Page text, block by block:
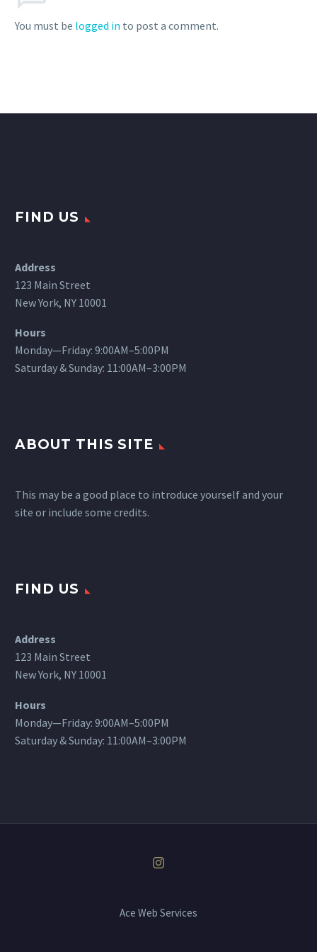
sit amet mauris.
You must be logged in to post a comment.
FIND US
Address
123 Main Street
New York, NY 10001
Hours
Monday—Friday: 9:00AM–5:00PM
Saturday & Sunday: 11:00AM–3:00PM
ABOUT THIS SITE
This may be a good place to introduce yourself and your
site or include some credits.
FIND US
Address
123 Main Street
New York, NY 10001
Hours
Monday—Friday: 9:00AM–5:00PM
Saturday & Sunday: 11:00AM–3:00PM
Ace Web Services